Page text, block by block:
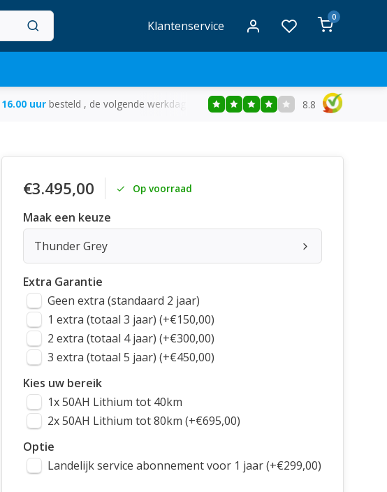
Klantenservice
0
16.00 uur besteld , de volgende werkdag in huis Gratisbezorging vanaf €50
8.8
€3.495,00 Op voorraad
Maak een keuze
Thunder Grey
Extra Garantie
Geen extra (standaard 2 jaar)
1 extra (totaal 3 jaar) (+€150,00)
2 extra (totaal 4 jaar) (+€300,00)
3 extra (totaal 5 jaar) (+€450,00)
Kies uw bereik
1x 50AH Lithium tot 40km
2x 50AH Lithium tot 80km (+€695,00)
Optie
Landelijk service abonnement voor 1 jaar (+€299,00)